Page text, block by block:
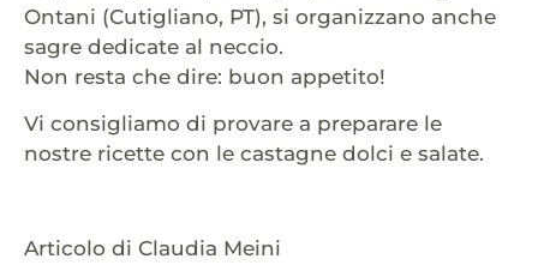
Ontani (Cutigliano, PT), si organizzano anche
sagre dedicate al neccio.
Non resta che dire: buon appetito!
Vi consigliamo di provare a preparare le
nostre ricette con le castagne dolci e salate.
Articolo di Claudia Meini